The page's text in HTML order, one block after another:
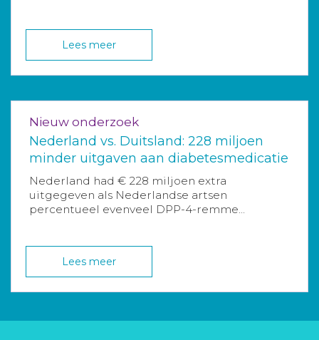
Lees meer
Nieuw onderzoek
Nederland vs. Duitsland: 228 miljoen
minder uitgaven aan diabetesmedicatie
Nederland had € 228 miljoen extra
uitgegeven als Nederlandse artsen
percentueel evenveel DPP-4-remme...
Lees meer